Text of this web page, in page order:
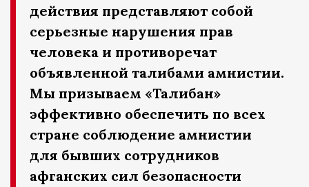
действия представляют собой
серьезные нарушения прав
человека и противоречат
объявленной талибами амнистии.
Мы призываем «Талибан»
эффективно обеспечить по всех
стране соблюдение амнистии
для бывших сотрудников
афганских сил безопасности